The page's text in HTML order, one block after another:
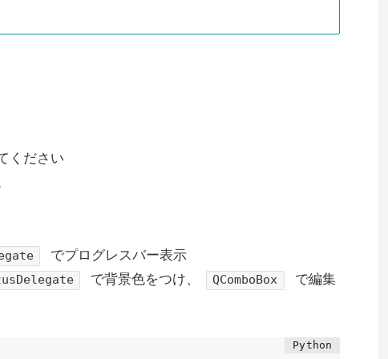
ください
でプログレスバー表示
で背景色をつけ、 QComboBox で編集